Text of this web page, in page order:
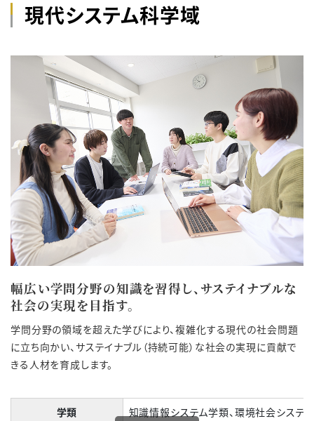
現代システム科学域
幅広い学問分野の知識を習得し、サステイナブルな
社会の実現を目指す。
学問分野の領域を超えた学びにより、複雑化する現代の社会問題
に立ち向かい、サステイナブル（持続可能）な社会の実現に貢献で
きる人材を育成します。
学類
知識情報システム学類、環境社会システ